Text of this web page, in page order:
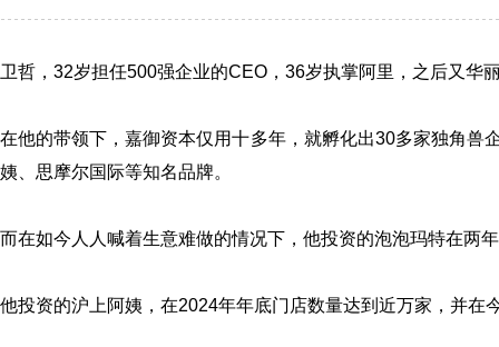
卫哲，32岁担任500强企业的CEO，36岁执掌阿里，之后又华
在他的带领下，嘉御资本仅用十多年，就孵化出30多家独角
姨、思摩尔国际等知名品牌。
而在如今人人喊着生意难做的情况下，他投资的泡泡玛特在两
他投资的沪上阿姨，在2024年年底门店数量达到近万家，并在